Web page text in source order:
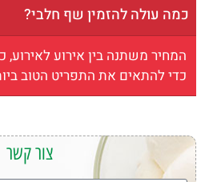
צור קשר
כמה עולה להזמין שף חלבי?
המחיר משתנה בין אירוע לאירוע,
כדי להתאים את התפריט הטוב